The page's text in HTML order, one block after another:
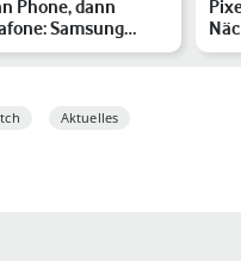
Phone, dann
Samsung
S26 und Galaxy
Aktuelles